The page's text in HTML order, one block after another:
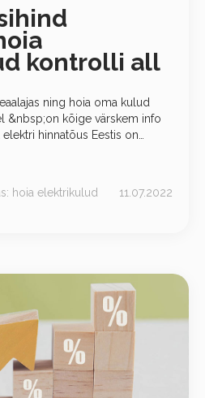
kontrolli all
ning hoia oma kulud
hinnatõus Eestis on
hoia elektrikulud
11.07.2022